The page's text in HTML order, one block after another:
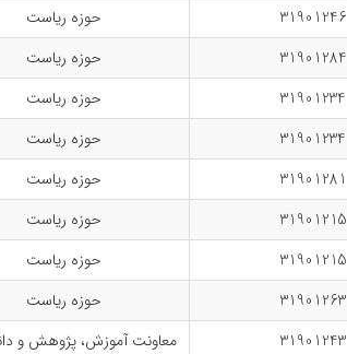
31901246 حوزه ریاست
31901284 حوزه ریاست
31901234 حوزه ریاست
31901234 حوزه ریاست
31901281 حوزه ریاست
31901215 حوزه ریاست
31901215 حوزه ریاست
31901263 حوزه ریاست
31901243 معاونت آموزش، پژوهش و